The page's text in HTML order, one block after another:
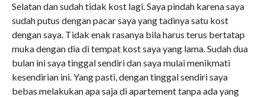
Selatan dan sudah tidak kost lagi. Saya pindah karena saya
sudah putus dengan pacar saya yang tadinya satu kost
dengan saya. Tidak enak rasanya bila harus terus bertatap
muka dengan dia di tempat kost saya yang lama. Sudah dua
bulan ini saya tinggal sendiri dan saya mulai menikmati
kesendirian ini. Yang pasti, dengan tinggal sendiri saya
bebas melakukan apa saja di apartement tanpa ada yang